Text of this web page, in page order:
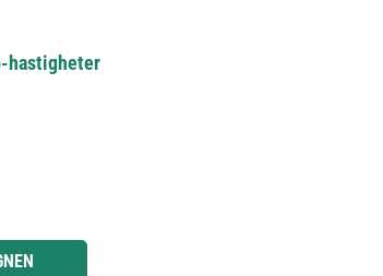
hastigheter
eller minska kvantiteten.